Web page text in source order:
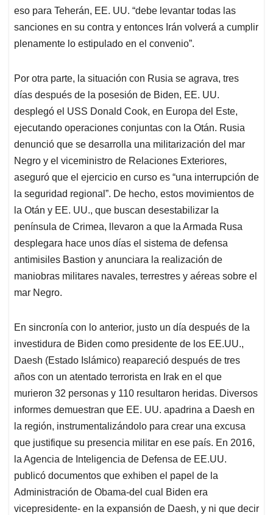
eso para Teherán, EE. UU. “debe levantar todas las
sanciones en su contra y entonces Irán volverá a cumplir
plenamente lo estipulado en el convenio”.
Por otra parte, la situación con Rusia se agrava, tres
días después de la posesión de Biden, EE. UU.
desplegó el USS Donald Cook, en Europa del Este,
ejecutando operaciones conjuntas con la Otán. Rusia
denunció que se desarrolla una militarización del mar
Negro y el viceministro de Relaciones Exteriores,
aseguró que el ejercicio en curso es “una interrupción de
la seguridad regional”. De hecho, estos movimientos de
la Otán y EE. UU., que buscan desestabilizar la
península de Crimea, llevaron a que la Armada Rusa
desplegara hace unos días el sistema de defensa
antimisiles Bastion y anunciara la realización de
maniobras militares navales, terrestres y aéreas sobre el
mar Negro.
En sincronía con lo anterior, justo un día después de la
investidura de Biden como presidente de los EE.UU.,
Daesh (Estado Islámico) reapareció después de tres
años con un atentado terrorista en Irak en el que
murieron 32 personas y 110 resultaron heridas. Diversos
informes demuestran que EE. UU. apadrina a Daesh en
la región, instrumentalizándolo para crear una excusa
que justifique su presencia militar en ese país. En 2016,
la Agencia de Inteligencia de Defensa de EE.UU.
publicó documentos que exhiben el papel de la
Administración de Obama-del cual Biden era
vicepresidente- en la expansión de Daesh, y ni que decir